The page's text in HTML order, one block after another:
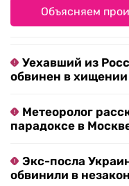
Объясняем
Уехавший из
обвинен в
Метеоролог
парадоксе в
Экс-посла
обвинили в